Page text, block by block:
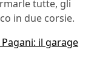
tutte, gli
in due corsie.
il garage